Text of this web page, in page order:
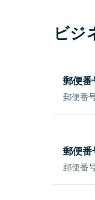
ビジ
郵便
郵便番
郵便番
郵便番